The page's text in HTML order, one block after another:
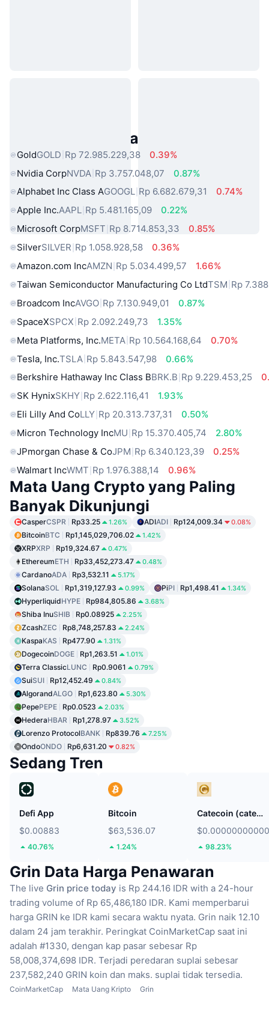
Aset Dunia Nyata Populer
GoldGOLD Rp 72.985.229,38
0.39%
Nvidia CorpNVDA Rp 3.757.048,07
0.87%
Alphabet Inc Class AGOOGL Rp 6.682.679,31
0.74%
Apple Inc.AAPL Rp 5.481.165,09
0.22%
Microsoft CorpMSFT Rp 8.714.853,33
0.85%
SilverSILVER Rp 1.058.928,58
0.36%
Amazon.com IncAMZN Rp 5.034.499,57
1.66%
Taiwan Semiconductor Manufacturing Co LtdTSM Rp
Broadcom IncAVGO Rp 7.130.949,01
0.87%
SpaceXSPCX Rp 2.092.249,73
1.35%
Meta Platforms, Inc.META Rp 10.564.168,64
0.70%
Tesla, Inc.TSLA Rp 5.843.547,98
0.66%
Berkshire Hathaway Inc Class BBRK.B Rp 9.229.453,25
SK HynixSKHY Rp 2.622.116,41
1.93%
Eli Lilly And CoLLY Rp 20.313.737,31
0.50%
Micron Technology IncMU Rp 15.370.405,74
2.80%
JPmorgan Chase & CoJPM Rp 6.340.123,39
0.25%
Walmart IncWMT Rp 1.976.388,14 0.96%
Mata Uang Crypto yang Paling
Banyak Dikunjungi
CasperCSPR Rp33.25 1.26% ADIADI Rp124,009.34 0.08%
BitcoinBTC Rp1,145,029,706.02 1.42%
XRPXRP Rp19,324.67 0.47%
EthereumETH Rp33,452,273.47 0.48%
CardanoADA Rp3,532.11 5.17%
SolanaSOL Rp1,319,127.93 0.99% PiPI Rp1,498.41 1.34%
HyperliquidHYPE Rp984,805.86 3.68%
Shiba InuSHIB Rp0.08925 2.25%
ZcashZEC Rp8,748,257.83 2.24%
KaspaKAS Rp477.90 1.31%
DogecoinDOGE Rp1,263.51 1.01%
Terra ClassicLUNC Rp0.9061 0.79%
SuiSUI Rp12,452.49 0.84%
AlgorandALGO Rp1,623.80 5.30%
PepePEPE Rp0.0523 2.03%
HederaHBAR Rp1,278.97 3.52%
Lorenzo ProtocolBANK Rp839.76 7.25%
OndoONDO Rp6,631.20 0.82%
Sedang Tren
Defi App
$0.00883
40.76%
Bitcoin
$63,536.07
1.24%
Catecoin (catecoin.shop)
98.23%
Grin Data Harga Penawaran
The live Grin price today is Rp 244.16 IDR with a 24-hour
trading volume of Rp 65,486,180 IDR. Kami memperbarui
harga GRIN ke IDR kami secara waktu nyata. Grin naik 12.10
dalam 24 jam terakhir. Peringkat CoinMarketCap saat ini
adalah #1330, dengan kap pasar sebesar Rp
58,008,374,698 IDR. Terjadi peredaran suplai sebesar
237,582,240 GRIN koin dan maks. suplai tidak tersedia.
CoinMarketCap Mata Uang Kripto Grin